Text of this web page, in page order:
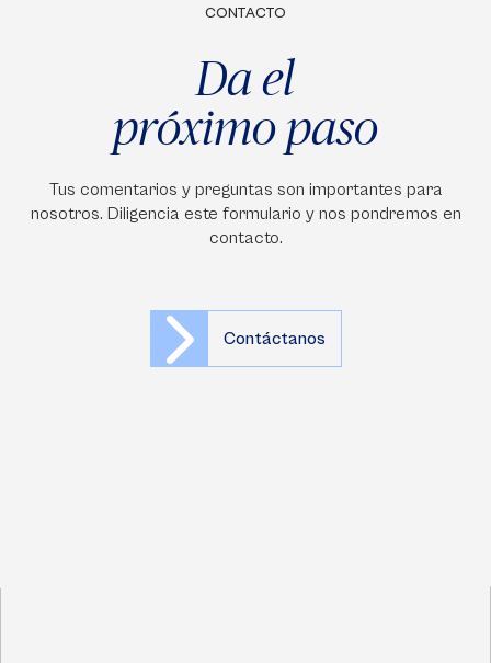
CONTACTO
Da el
próximo paso
Tus comentarios y preguntas son importantes para
nosotros. Diligencia este formulario y nos pondremos en
contacto.
Contáctanos